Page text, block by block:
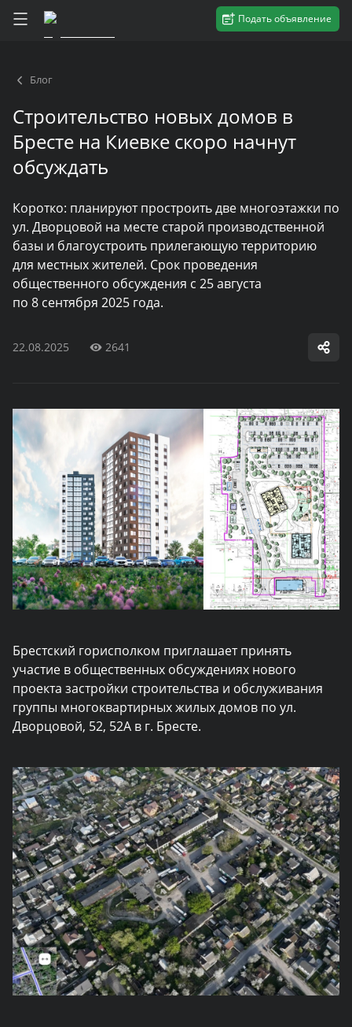
Подать объявление
Блог
Строительство новых домов в
Бресте на Киевке скоро начнут
обсуждать
Коротко: планируют простроить две многоэтажки по
ул. Дворцовой на месте старой производственной
базы и благоустроить прилегающую территорию
для местных жителей. Срок проведения
общественного обсуждения с 25 августа
по 8 сентября 2025 года.
22.08.2025 2641
Брестский горисполком приглашает принять
участие в общественных обсуждениях нового
проекта застройки строительства и обслуживания
группы многоквартирных жилых домов по ул.
Дворцовой, 52, 52А в г. Бресте.